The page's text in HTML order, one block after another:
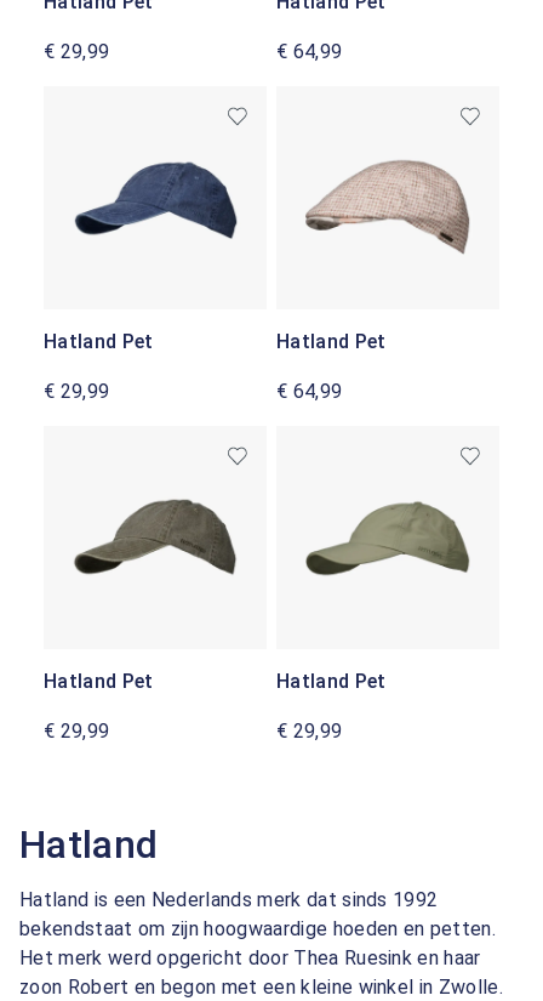
€ 29,99 € 64,99
Hatland Pet
€ 29,99
Hatland Pet
€ 64,99
Hatland Pet
€ 29,99
Hatland Pet
€ 29,99
Hatland
Hatland is een Nederlands merk dat sinds 1992
bekendstaat om zijn hoogwaardige hoeden en petten.
Het merk werd opgericht door Thea Ruesink en haar
zoon Robert en begon met een kleine winkel in Zwolle.